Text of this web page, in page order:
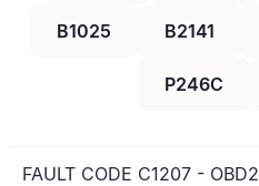
B1025 B2141
P246C
FAULT CODE C1207 - OBD2